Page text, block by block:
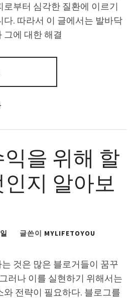
로부터 심각한 질환에 이르기
다. 따라서 이 글에서는 발바닥
그에 대한 해결
을 위해 할
지 알아보
글쓴이 MYLIFETOYOU
것은 많은 블로거들이 꿈꾸
러나 이를 실현하기 위해서는
와 전략이 필요하다. 블로그를